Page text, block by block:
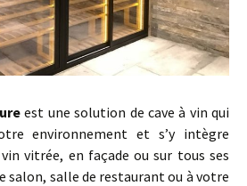
est une solution de cave à vin qui
environnement et s’y intègre
vitrée, en façade ou sur tous ses
salon, salle de restaurant ou à votre